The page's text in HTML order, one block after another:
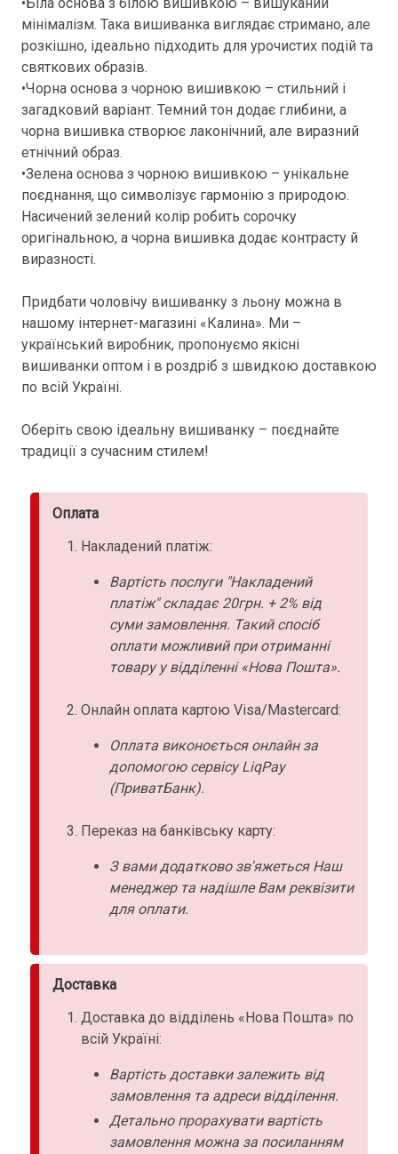
мінімалізм. Така вишиванка виглядає стримано, але
розкішно, ідеально підходить для урочистих подій та
святкових образів.
•Чорна основа з чорною вишивкою – стильний і
загадковий варіант. Темний тон додає глибини, а
чорна вишивка створює лаконічний, але виразний
етнічний образ.
•Зелена основа з чорною вишивкою – унікальне
поєднання, що символізує гармонію з природою.
Насичений зелений колір робить сорочку
оригінальною, а чорна вишивка додає контрасту й
виразності.
Придбати чоловічу вишиванку з льону можна в
нашому інтернет-магазині «Калина». Ми –
український виробник, пропонуємо якісні
вишиванки оптом і в роздріб з швидкою доставкою
по всій Україні.
Оберіть свою ідеальну вишиванку – поєднайте
традиції з сучасним стилем!
Оплата
Накладений платіж:
Вартість послуги "Накладений
платіж" складає 20грн. + 2% від
суми замовлення. Такий спосіб
оплати можливий при отриманні
товару у відділенні «Нова Пошта».
Онлайн оплата картою Visa/Mastercard:
Оплата виконоється онлайн за
допомогою сервісу LiqPay
(ПриватБанк).
Переказ на банківську карту:
З вами додатково зв'яжеться Наш
менеджер та надішле Вам реквізити
для оплати.
Доставка
Доставка до відділень «Нова Пошта» по
всій Україні:
Вартість доставки залежить від
замовлення та адреси відділення.
Детально прорахувати вартість
замовлення можна за посиланням